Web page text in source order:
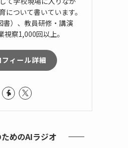
について書いています。
書）、教員研修・講演
察1,000回以上。
フィール詳細
めのAIラジオ